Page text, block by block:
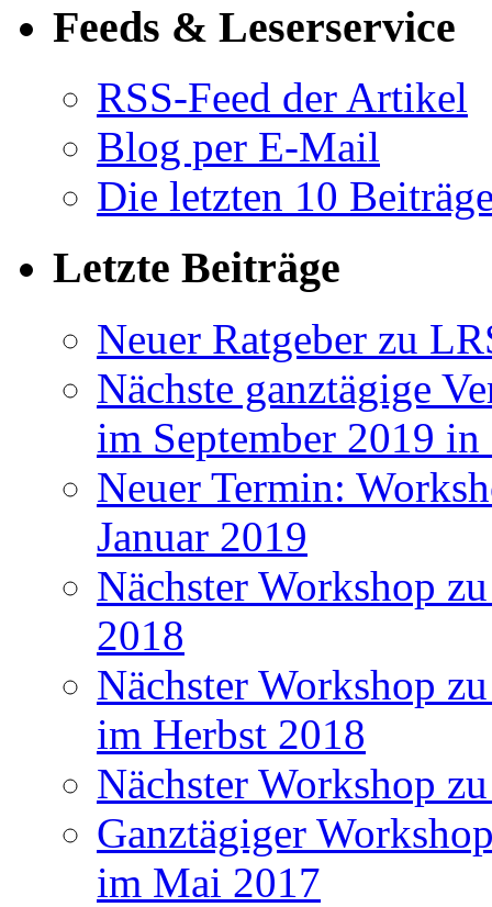
Feeds & Leserservice
RSS-Feed der Artikel
Blog per E-Mail
Die letzten 10
Letzte Beiträge
Neuer Ratgeber zu
Nächste ganztägige
im September 2019
Neuer Termin:
Januar 2019
Nächster Workshop
2018
Nächster Workshop
im Herbst 2018
Nächster Workshop
Ganztägiger
im Mai 2017